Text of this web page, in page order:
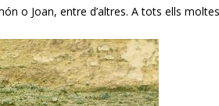
o Joan, entre d’altres. A tots ells